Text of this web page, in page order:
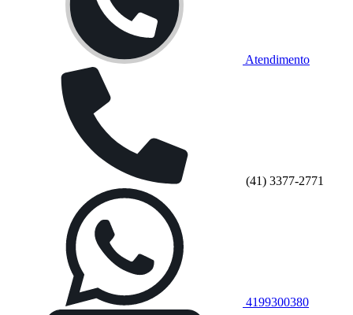
Atendimento
(41) 3377-2771
4199300380